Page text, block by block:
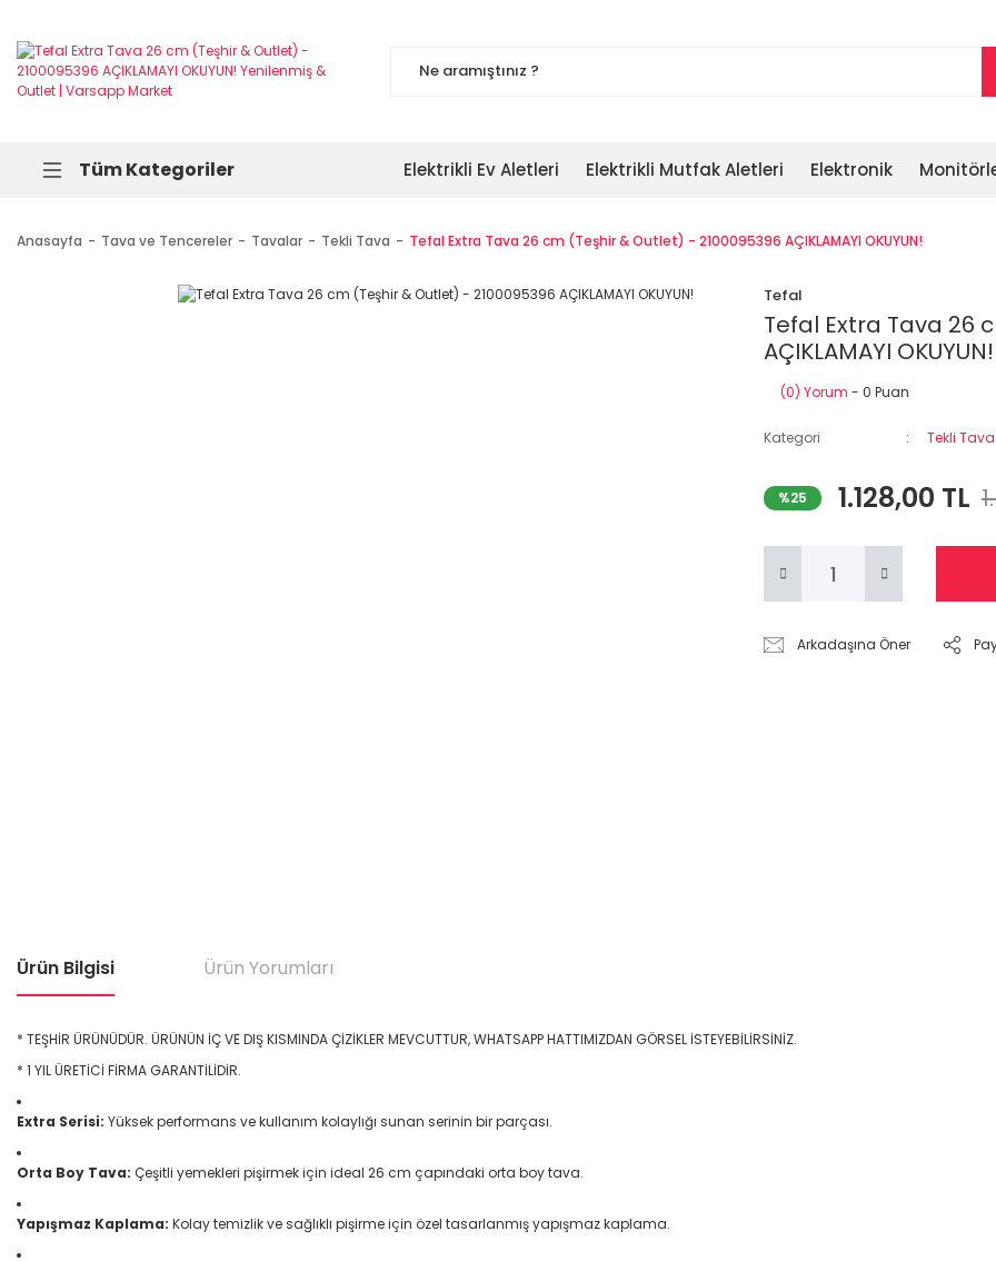
Tüm Kategoriler Elektrikli Ev Aletleri Elektrikli Mutfak Aletleri Elektronik
Anasayfa Tava ve Tencereler Tavalar Tekli Tava Tefal Extra Tava 26 cm (Teşhir & Outlet) - 2100095396 AÇIKLAMAYI OKUYUN!
Tefal
Tefal Extra Tava 26
AÇIKLAMAYI OKUYUN!
(0) Yorum - 0 Puan
Kategori Tekli Tava
%25 1.128,00 TL
Arkadaşına Öner
Ürün Bilgisi Ürün Yorumları
* TEŞHİR ÜRÜNÜDÜR. ÜRÜNÜN İÇ VE DIŞ KISMINDA ÇİZİKLER MEVCUTTUR, WHATSAPP HATTIMIZDAN GÖRSEL İSTEYEBİLİRSİNİZ.
* 1 YIL ÜRETİCİ FİRMA GARANTİLİDİR.
Extra Serisi: Yüksek performans ve kullanım kolaylığı sunan serinin bir parçası.
Orta Boy Tava: Çeşitli yemekleri pişirmek için ideal 26 cm çapındaki orta boy tava.
Yapışmaz Kaplama: Kolay temizlik ve sağlıklı pişirme için özel tasarlanmış yapışmaz kaplama.